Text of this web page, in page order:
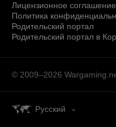
Лицензионное соглашение
Политика
Родительский портал
Родительский портал в
© 2009–2026
Русский